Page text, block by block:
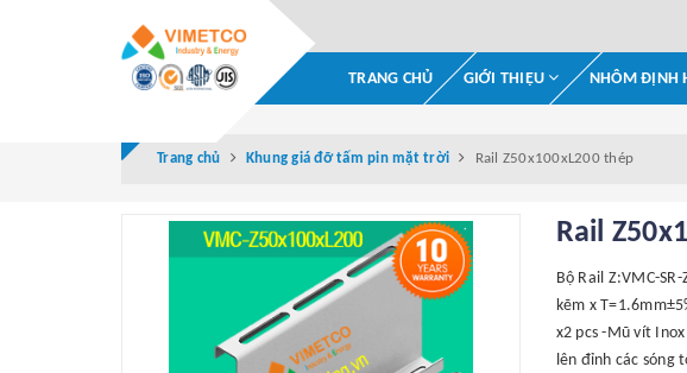
TRANG CHỦ GIỚI THIỆU NHÔM ĐỊNH
Trang chủ Khung giá đỡ tấm pin mặt trời Rail Z50x100xL200 thép
Rail
Bộ Rail Z:VMC-
kẽm x
x2 pcs -Mũ vít
lên đỉnh các sóng